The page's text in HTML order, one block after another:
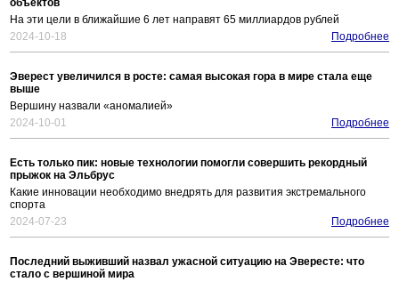
объектов
На эти цели в ближайшие 6 лет направят 65 миллиардов рублей
2024-10-18
Подробнее
Эверест увеличился в росте: самая высокая гора в мире стала еще
выше
Вершину назвали «аномалией»
2024-10-01
Подробнее
Есть только пик: новые технологии помогли совершить рекордный
прыжок на Эльбрус
Какие инновации необходимо внедрять для развития экстремального
спорта
2024-07-23
Подробнее
Последний выживший назвал ужасной ситуацию на Эвересте: что
стало с вершиной мира